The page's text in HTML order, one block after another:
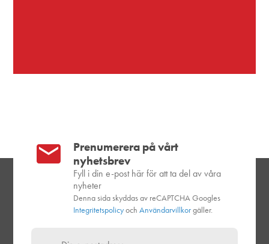
Prenumerera på vårt
nyhetsbrev
Fyll i din e-post här för att ta del av våra
nyheter
Denna sida skyddas av reCAPTCHA Googles
IntegritetspolicyochAnvändarvillkorgäller.